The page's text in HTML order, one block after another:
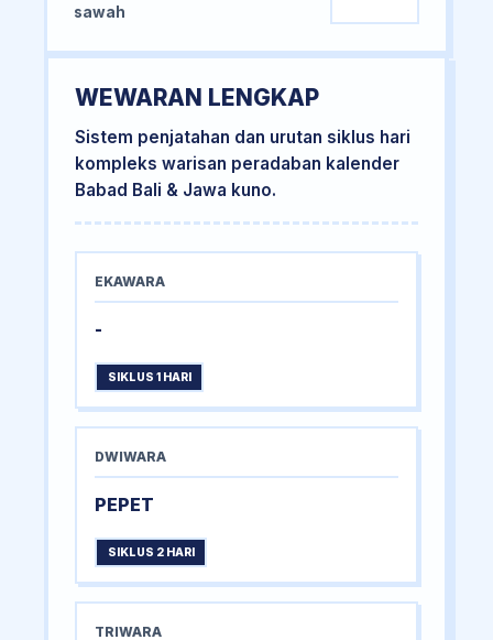
sawah
WEWARAN LENGKAP
Sistem penjatahan dan urutan siklus hari
kompleks warisan peradaban kalender
Babad Bali & Jawa kuno.
EKAWARA
-
SIKLUS 1 HARI
DWIWARA
PEPET
SIKLUS 2 HARI
TRIWARA